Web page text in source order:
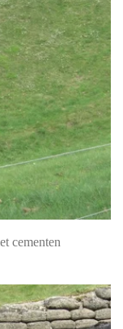
cementen